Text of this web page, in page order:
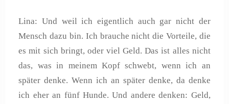
Lina: Und weil ich eigentlich auch gar nicht der
Mensch dazu bin. Ich brauche nicht die Vorteile, die
es mit sich bringt, oder viel Geld. Das ist alles nicht
das, was in meinem Kopf schwebt, wenn ich an
später denke. Wenn ich an später denke, da denke
ich eher an fünf Hunde. Und andere denken: Geld,